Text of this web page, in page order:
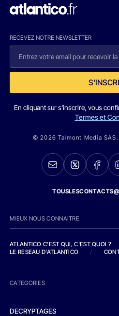
RECEVEZ NOTRE NEWSLETTER
En cliquant sur s'inscrire, vous
Termes et
© 2026 Talmont Media
MIEUX NOUS CONNAITRE
ATLANTICO C'EST QUI, C'EST QUOI ?
LE RESEAU D'ATLANTICO
/
CATEGORIES
DECRYPTAGES